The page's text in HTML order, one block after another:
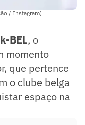
/ Instagram)
BEL, o
momento
que pertence
o clube belga
espaço na